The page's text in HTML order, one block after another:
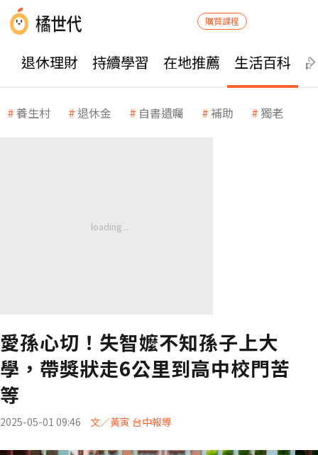
購買課程
退休理財 持續學習 在地推薦 生活百科
養生村 退休金 自書遺囑 補助 獨老
愛孫心切！失智嬤不知孫子上大
學，帶獎狀走6公里到高中校門苦
等
2025-05-01 09:46 文／黃寅 台中報導